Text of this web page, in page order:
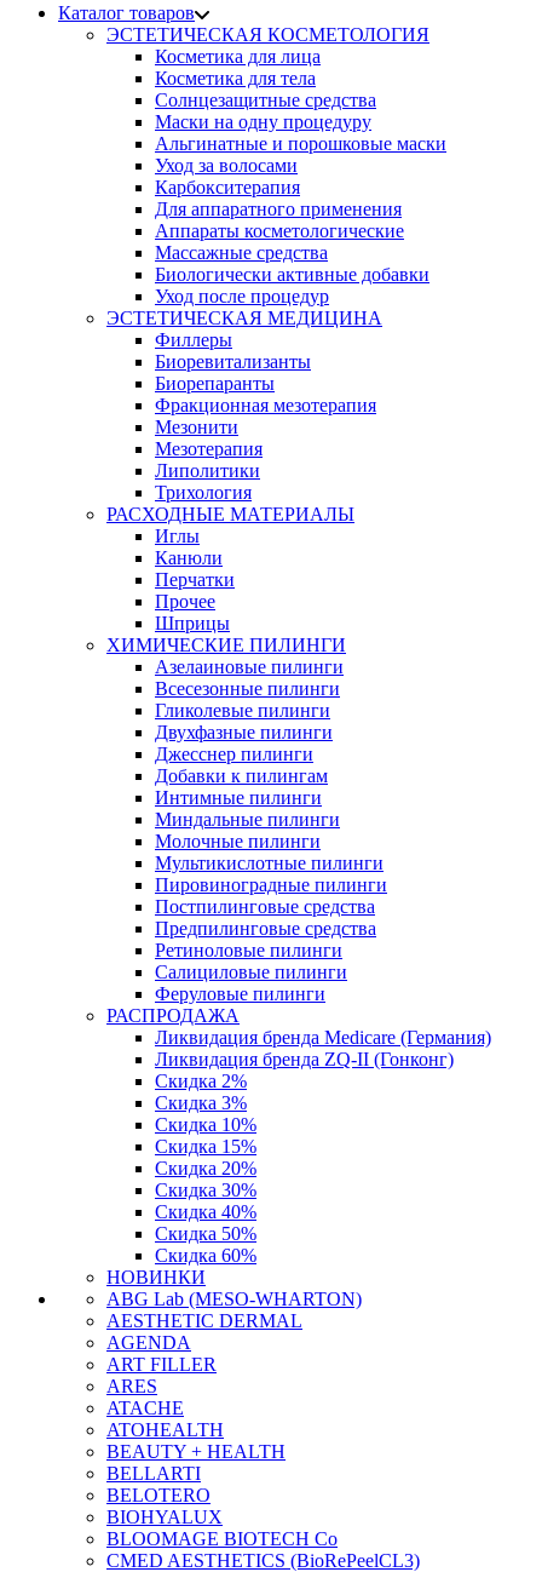
Каталог товаров
ЭСТЕТИЧЕСКАЯ КОСМЕТОЛОГИЯ
Косметика для лица
Косметика для тела
Солнцезащитные средства
Маски на одну процедуру
Альгинатные и порошковые маски
Уход за волосами
Карбокситерапия
Для аппаратного применения
Аппараты косметологические
Массажные средства
Биологически активные добавки
Уход после процедур
ЭСТЕТИЧЕСКАЯ МЕДИЦИНА
Филлеры
Биоревитализанты
Биорепаранты
Фракционная мезотерапия
Мезонити
Мезотерапия
Липолитики
Трихология
РАСХОДНЫЕ МАТЕРИАЛЫ
Иглы
Канюли
Перчатки
Прочее
Шприцы
ХИМИЧЕСКИЕ ПИЛИНГИ
Азелаиновые пилинги
Всесезонные пилинги
Гликолевые пилинги
Двухфазные пилинги
Джесснер пилинги
Добавки к пилингам
Интимные пилинги
Миндальные пилинги
Молочные пилинги
Мультикислотные пилинги
Пировиноградные пилинги
Постпилинговые средства
Предпилинговые средства
Ретиноловые пилинги
Салициловые пилинги
Феруловые пилинги
РАСПРОДАЖА
Ликвидация бренда Medicare (Германия)
Ликвидация бренда ZQ-II (Гонконг)
Скидка 2%
Скидка 3%
Скидка 10%
Скидка 15%
Скидка 20%
Скидка 30%
Скидка 40%
Скидка 50%
Скидка 60%
НОВИНКИ
ABG Lab (MESO-WHARTON)
AESTHETIC DERMAL
AGENDA
ART FILLER
ARES
ATACHE
ATOHEALTH
BEAUTY + HEALTH
BELLARTI
BELOTERO
BIOHYALUX
BLOOMAGE BIOTECH Co
CMED AESTHETICS (BioRePeelCL3)